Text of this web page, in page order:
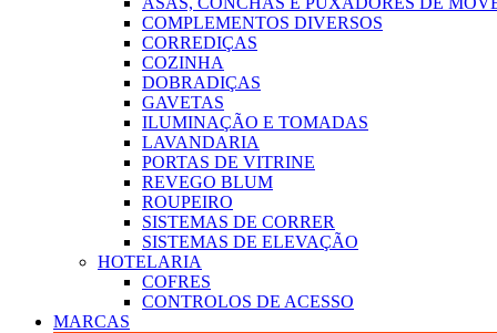
COMPLEMENTOS DIVERSOS
CORREDIÇAS
COZINHA
DOBRADIÇAS
GAVETAS
ILUMINAÇÃO E TOMADAS
LAVANDARIA
PORTAS DE VITRINE
REVEGO BLUM
ROUPEIRO
SISTEMAS DE CORRER
SISTEMAS DE ELEVAÇÃO
HOTELARIA
COFRES
CONTROLOS DE ACESSO
MARCAS